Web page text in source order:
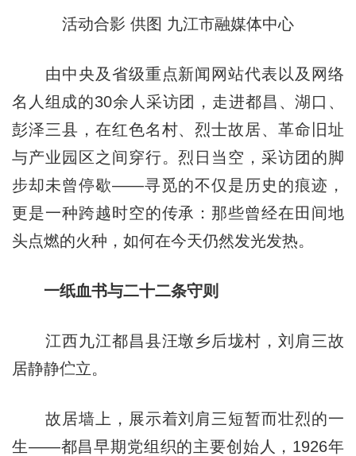
活动合影 供图 九江市融媒体中心
由中央及省级重点新闻网站代表以及网络
名人组成的30余人采访团，走进都昌、湖口、
彭泽三县，在红色名村、烈士故居、革命旧址
与产业园区之间穿行。烈日当空，采访团的脚
步却未曾停歇——寻觅的不仅是历史的痕迹，
更是一种跨越时空的传承：那些曾经在田间地
头点燃的火种，如何在今天仍然发光发热。
一纸血书与二十二条守则
江西九江都昌县汪墩乡后垅村，刘肩三故
居静静伫立。
故居墙上，展示着刘肩三短暂而壮烈的一
生——都昌早期党组织的主要创始人，1926年